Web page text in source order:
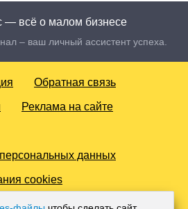
— всё о малом бизнесе
– ваш личный ассистент успеха.
Обратная связь
Реклама на сайте
данных
cookies
Для лиц старше 18 лет.